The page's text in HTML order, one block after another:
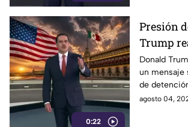
0:22
Presión
Trump
Rubén
Enrique
Donald
un mensaje
de
Moya y
agosto 04,